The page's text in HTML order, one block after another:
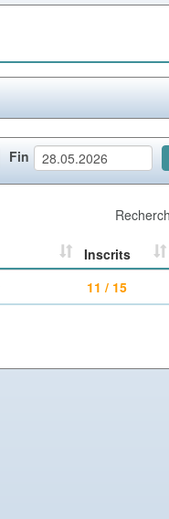
Fin
Inscrits
11 / 15